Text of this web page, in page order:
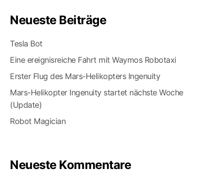
Neueste Beiträge
Tesla Bot
Eine ereignisreiche Fahrt mit Waymos Robotaxi
Erster Flug des Mars-Helikopters Ingenuity
Mars-Helikopter Ingenuity startet nächste Woche
(Update)
Robot Magician
Neueste Kommentare